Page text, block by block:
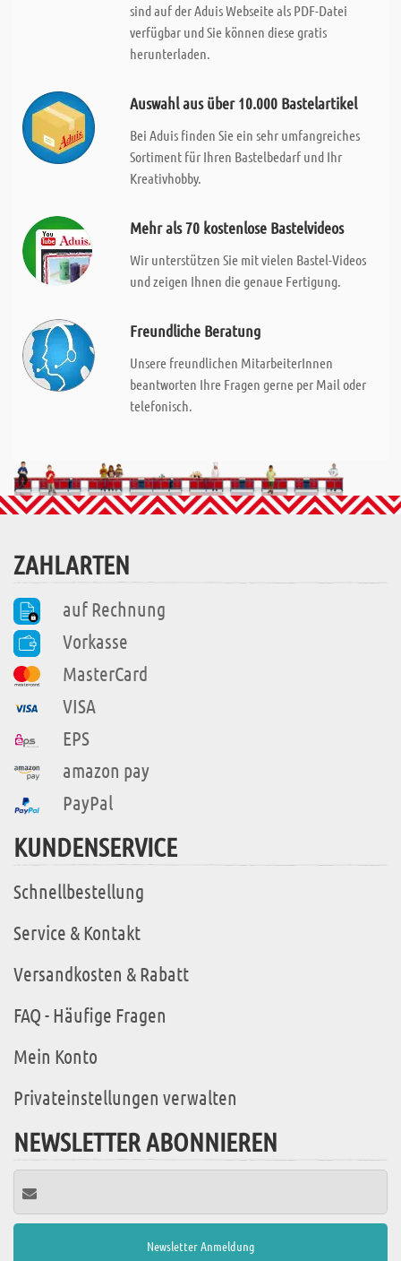
sind auf der Aduis Webseite als PDF-Datei
verfügbar und Sie können diese gratis
herunterladen.
Auswahl aus über 10.000 Bastelartikel
Bei Aduis finden Sie ein sehr umfangreiches
Sortiment für Ihren Bastelbedarf und Ihr
Kreativhobby.
Mehr als 70 kostenlose Bastelvideos
Wir unterstützen Sie mit vielen Bastel-Videos
und zeigen Ihnen die genaue Fertigung.
Freundliche Beratung
Unsere freundlichen MitarbeiterInnen
beantworten Ihre Fragen gerne per Mail oder
telefonisch.
ZAHLARTEN
auf Rechnung
Vorkasse
MasterCard
VISA
EPS
amazon pay
PayPal
KUNDENSERVICE
Schnellbestellung
Service & Kontakt
Versandkosten & Rabatt
FAQ - Häufige Fragen
Mein Konto
Privateinstellungen verwalten
NEWSLETTER ABONNIEREN